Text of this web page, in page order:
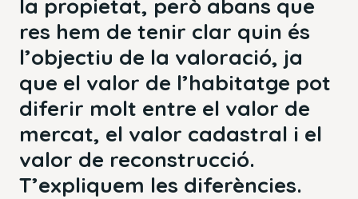
la propietat, però abans que
res hem de tenir clar quin és
l’objectiu de la valoració, ja
que el valor de l’habitatge pot
diferir molt entre el valor de
mercat, el valor cadastral i el
valor de reconstrucció.
T’expliquem les diferències.